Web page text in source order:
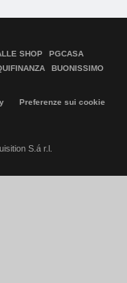
SHOP
PGCASA
BUONISSIMO
Preferenze sui cookie
S.á r.l.